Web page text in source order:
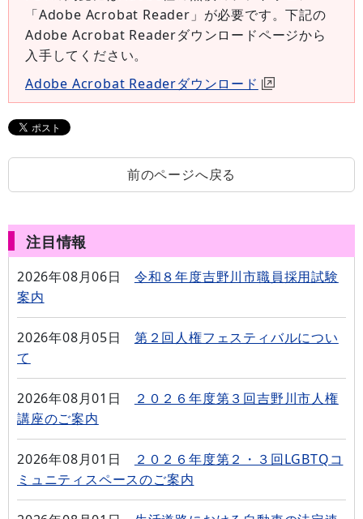
「Adobe Acrobat Reader」が必要です。下記の
Adobe Acrobat Readerダウンロードページから
入手してください。
Adobe Acrobat Readerダウンロード
前のページへ戻る
注目情報
2026年08月06日
令和８年度吉野川市職員採用試験
案内
2026年08月05日
第２回人権フェスティバルについ
て
2026年08月01日
２０２６年度第３回吉野川市人権
講座のご案内
2026年08月01日
２０２６年度第２・３回LGBTQコ
ミュニティスペースのご案内